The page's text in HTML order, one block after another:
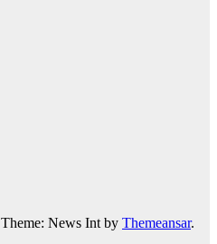
Theme: News Int by Themeansar.